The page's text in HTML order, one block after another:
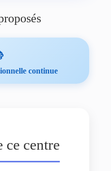
continue
ce centre